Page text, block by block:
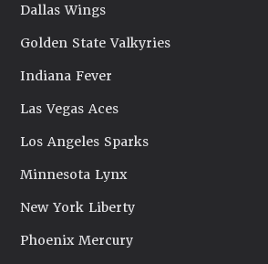
Dallas Wings
Golden State Valkyries
Indiana Fever
Las Vegas Aces
Los Angeles Sparks
Minnesota Lynx
New York Liberty
Phoenix Mercury